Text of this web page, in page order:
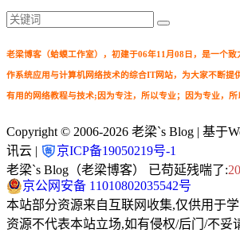
老梁博客（蛤蟆工作室），初建于06年11月08日，是一个致
作系统应用与计算机网络技术的综合IT网站，为大家不断提
有用的网络教程与技术;因为专注，所以专业；因为专业，所
Copyright © 2006-2026 老梁`s Blog | 基于
讯云 |
京ICP备19050219号-1
老梁`s Blog（老梁博客） 已苟延残喘了:
京公网安备 11010802035542号
本站部分资源来自互联网收集,仅供用于
资源不代表本站立场,如有侵权/后门/不妥